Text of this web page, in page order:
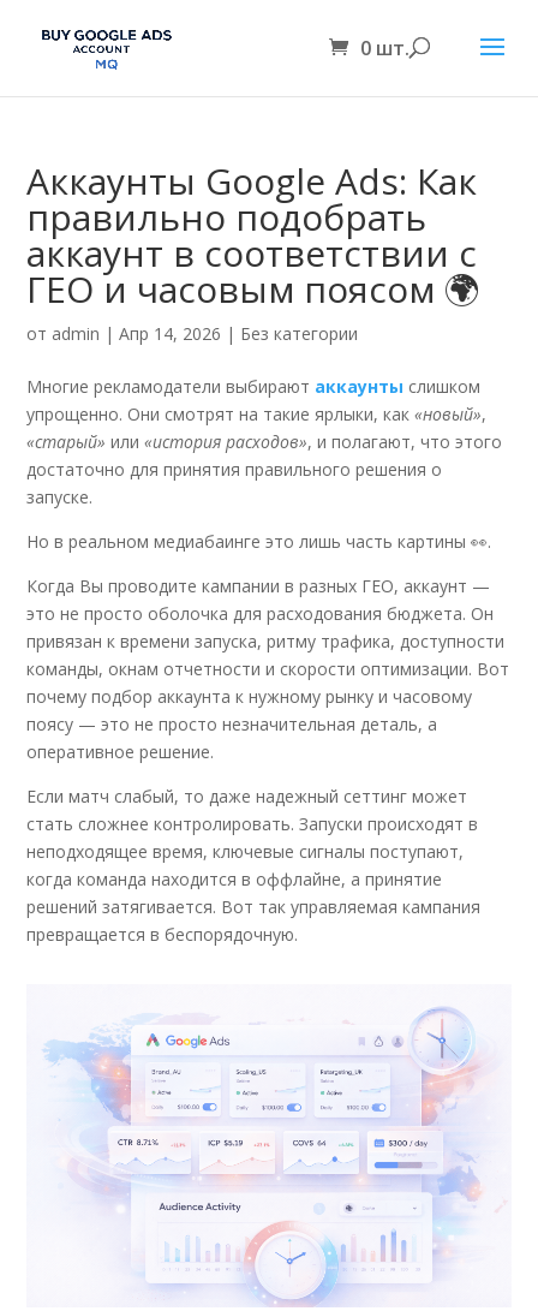
0 шт.
Аккаунты Google Ads: Как
правильно подобрать
аккаунт в соответствии с
ГЕО и часовым поясом 🌍
от admin |Апр 14, 2026 | Без категории
Многие рекламодатели выбирают аккаунты слишком
упрощенно. Они смотрят на такие ярлыки, как«новый»,
«старый» или«история расходов», и полагают, что этого
достаточно для принятия правильного решения о
запуске.
Но в реальном медиабаинге это лишь часть картины 👀.
Когда Вы проводите кампании в разных ГЕО, аккаунт —
это не просто оболочка для расходования бюджета. Он
привязан к времени запуска, ритму трафика, доступности
команды, окнам отчетности и скорости оптимизации. Вот
почему подбор аккаунта к нужному рынку и часовому
поясу — это не просто незначительная деталь, а
оперативное решение.
Если матч слабый, то даже надежный сеттинг может
стать сложнее контролировать. Запуски происходят в
неподходящее время, ключевые сигналы поступают,
когда команда находится в оффлайне, а принятие
решений затягивается. Вот так управляемая кампания
превращается в беспорядочную.